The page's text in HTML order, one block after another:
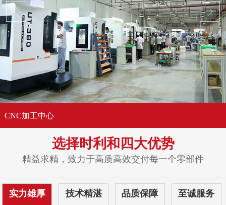
CNC加工中心
选择时利和 四大优势
精益求精，致力于高质高效交付每一个零部件
实力雄厚 技术精湛 品质保障 至诚服务